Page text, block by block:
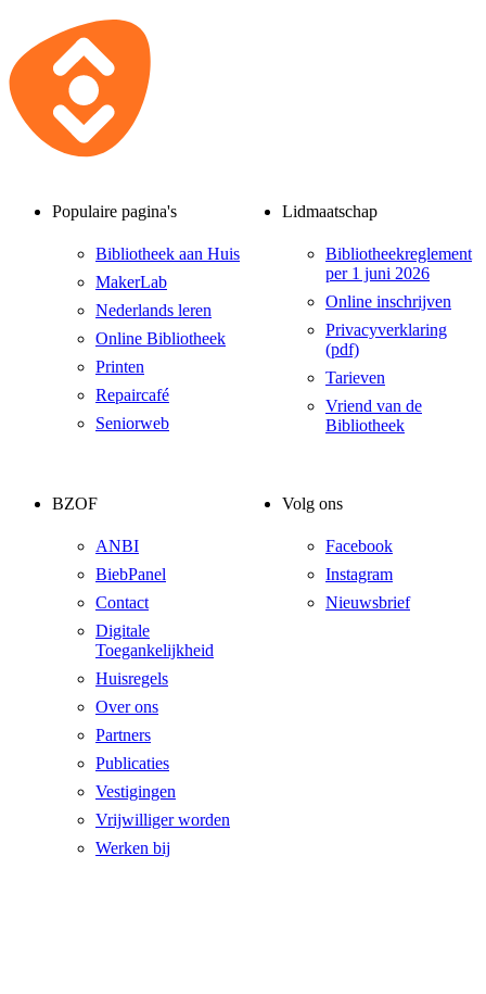
Populaire pagina's
Bibliotheek aan Huis
MakerLab
Nederlands leren
Online Bibliotheek
Printen
Repaircafé
Seniorweb
Lidmaatschap
Bibliotheekreglement
per 1 juni 2026
Online inschrijven
Privacyverklaring
(pdf)
Tarieven
Vriend van de
Bibliotheek
BZOF
ANBI
BiebPanel
Contact
Digitale
Toegankelijkheid
Huisregels
Over ons
Partners
Publicaties
Vestigingen
Vrijwilliger worden
Werken bij
Volg ons
Facebook
Instagram
Nieuwsbrief